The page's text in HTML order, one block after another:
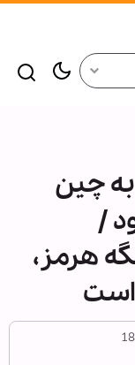
چین
/
هرمز،